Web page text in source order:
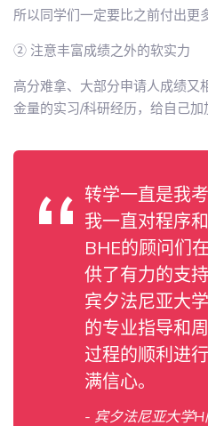
所以同学们一定要比之前付出更
② 注意丰富成绩之外的软实力
高分难拿、大部分申请人成绩又
金量的实习/科研经历，给自己加
转学一直是我
我一直对程序
BHE的顾问们
供了有力的支
宾夕法尼亚大
的专业指导和
过程的顺利进
满信心。
- 宾夕法尼亚大学